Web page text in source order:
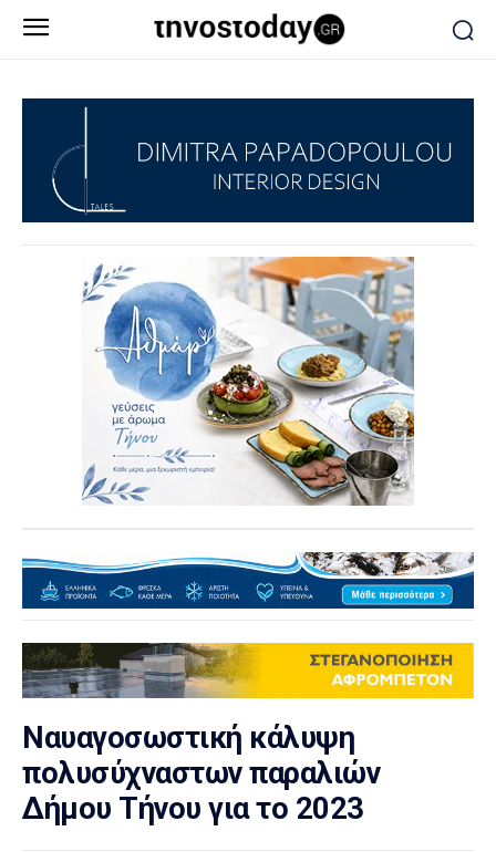
Ναυαγοσωστική κάλυψη
πολυσύχναστων παραλιών
Δήμου Τήνου για το 2023